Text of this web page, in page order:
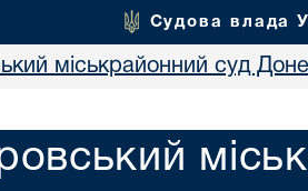
Судова влада
міськрайонний суд